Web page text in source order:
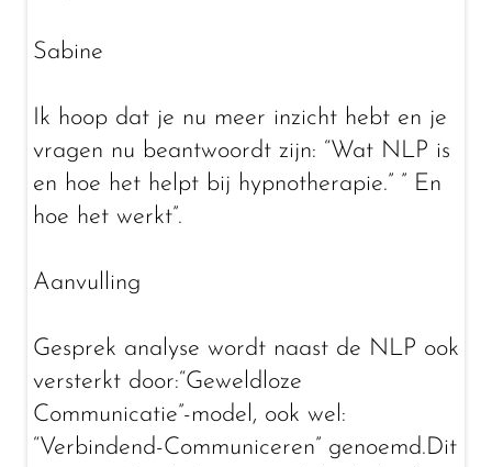
Sabine
Ik hoop dat je nu meer inzicht hebt en je
vragen nu beantwoordt zijn: “Wat NLP is
en hoe het helpt bij hypnotherapie.” ” En
hoe het werkt”.
Aanvulling
Gesprek analyse wordt naast de NLP ook
versterkt door:“Geweldloze
Communicatie”-model, ook wel:
“Verbindend-Communiceren” genoemd.Dit